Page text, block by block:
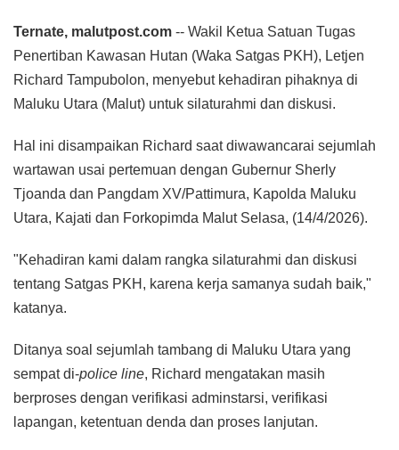
Ternate, malutpost.com -- Wakil Ketua Satuan Tugas
Penertiban Kawasan Hutan (Waka Satgas PKH), Letjen
Richard Tampubolon, menyebut kehadiran pihaknya di
Maluku Utara (Malut) untuk silaturahmi dan diskusi.
Hal ini disampaikan Richard saat diwawancarai sejumlah
wartawan usai pertemuan dengan Gubernur Sherly
Tjoanda dan Pangdam XV/Pattimura, Kapolda Maluku
Utara, Kajati dan Forkopimda Malut Selasa, (14/4/2026).
"Kehadiran kami dalam rangka silaturahmi dan diskusi
tentang Satgas PKH, karena kerja samanya sudah baik,"
katanya.
Ditanya soal sejumlah tambang di Maluku Utara yang
sempat di-police line, Richard mengatakan masih
berproses dengan verifikasi adminstarsi, verifikasi
lapangan, ketentuan denda dan proses lanjutan.